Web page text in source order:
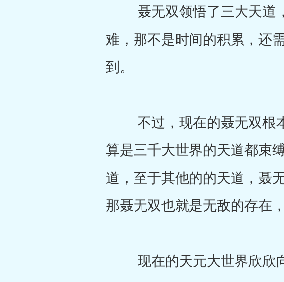
聂无双领悟了三大天道，
难，那不是时间的积累，还
到。
不过，现在的聂无双根本
算是三千大世界的天道都束
道，至于其他的的天道，聂
那聂无双也就是无敌的存在
现在的天元大世界欣欣向